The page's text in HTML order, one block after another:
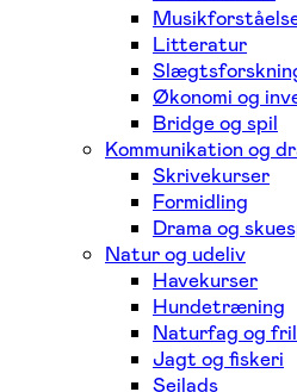
Litteratur
Økonomi og
Bridge og spil
Kommunikation og
Skrivekurser
Formidling
Drama og
Natur og udeliv
Havekurser
Hundetræning
Naturfag og
Jagt og fiskeri
Sejlads